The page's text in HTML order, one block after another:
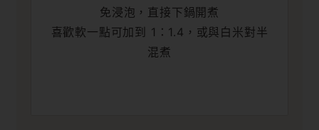
免浸泡，直接下鍋開煮
喜歡軟一點可加到 1：1.4，或與白米對半
混煮